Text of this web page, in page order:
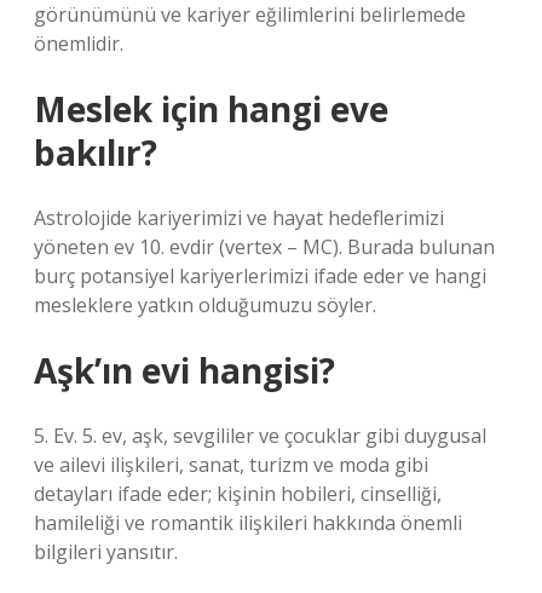
görünümünü ve kariyer eğilimlerini belirlemede
önemlidir.
Meslek için hangi eve
bakılır?
Astrolojide kariyerimizi ve hayat hedeflerimizi
yöneten ev 10. evdir (vertex – MC). Burada bulunan
burç potansiyel kariyerlerimizi ifade eder ve hangi
mesleklere yatkın olduğumuzu söyler.
Aşk’ın evi hangisi?
5. Ev. 5. ev, aşk, sevgililer ve çocuklar gibi duygusal
ve ailevi ilişkileri, sanat, turizm ve moda gibi
detayları ifade eder; kişinin hobileri, cinselliği,
hamileliği ve romantik ilişkileri hakkında önemli
bilgileri yansıtır.